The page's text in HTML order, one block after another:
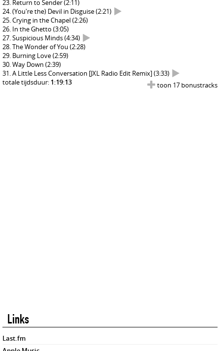
Return to Sender(2:11)
(You're the) Devil in Disguise(2:21)
Crying in the Chapel(2:26)
In the Ghetto (3:05)
Suspicious Minds(4:34)
The Wonder of You (2:28)
Burning Love(2:59)
Way Down (2:39)
A Little Less Conversation [JXL Radio Edit Remix](3:33)
toon 17 bonustracks
totale tijdsduur: 1:19:13
Links
Last.fm